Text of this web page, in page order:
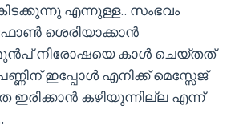
എന്നുള്ള.. സംഭവം
ശെരിയാക്കാൻ
നിരോഷയെ കാൾ ചെയ്തത്
ഇപ്പോൾ എനിക്ക് മെസ്സേജ്
ഇരിക്കാൻ കഴിയുന്നില്ല എന്ന്